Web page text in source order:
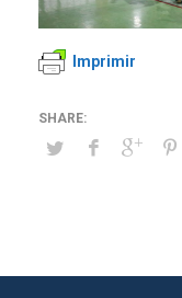
Imprimir